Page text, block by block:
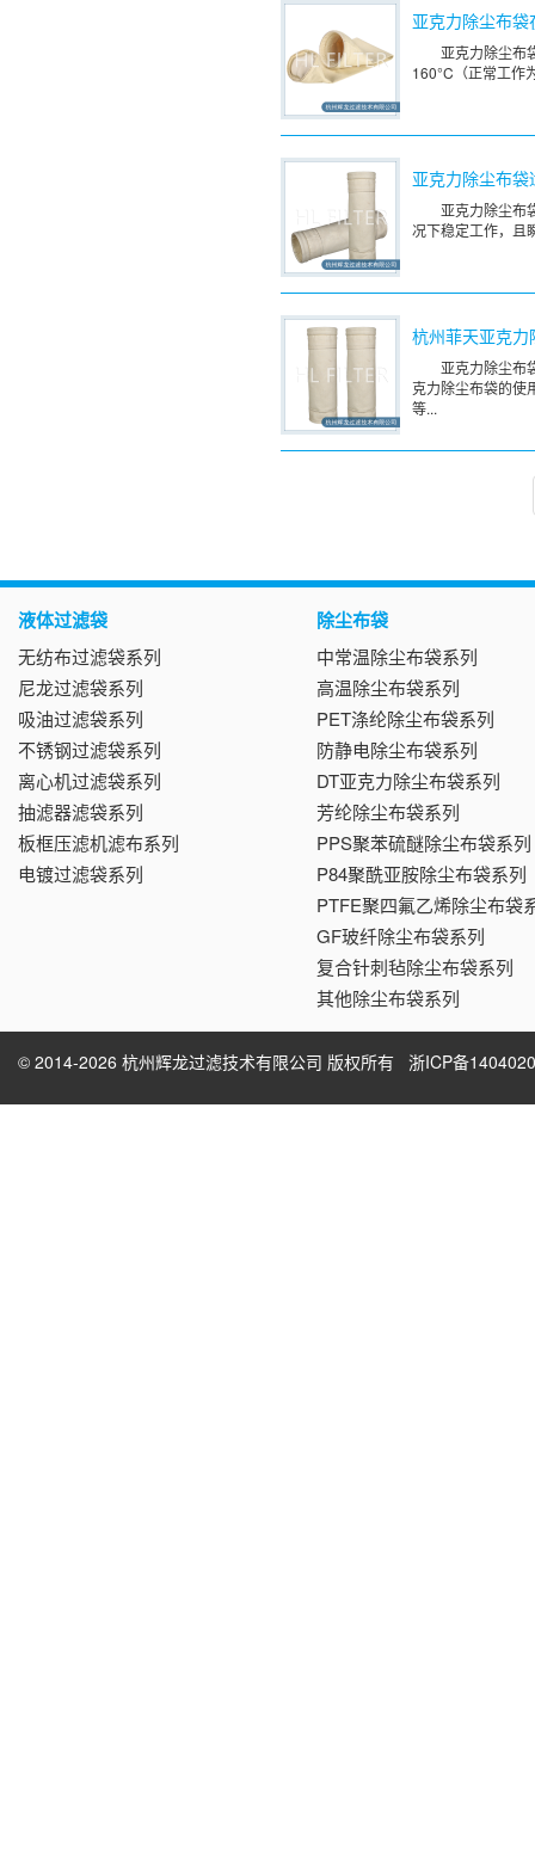
亚克力除尘布
亚克力除尘布
160°C（正常工作
亚克力除尘布
亚克力除尘
况下稳定工作，且
杭州菲天亚克
亚克力除尘布
克力除尘布袋的使
等...
液体过滤袋
无纺布过滤袋系列
尼龙过滤袋系列
吸油过滤袋系列
不锈钢过滤袋系列
离心机过滤袋系列
抽滤器滤袋系列
板框压滤机滤布系列
电镀过滤袋系列
除尘布袋
中常温除尘布袋系列
高温除尘布袋系列
PET涤纶除尘布袋系列
防静电除尘布袋系列
DT亚克力除尘布袋系列
芳纶除尘布袋系列
PPS聚苯硫醚除尘布袋系列
P84聚酰亚胺除尘布袋系列
PTFE聚四氟乙烯除尘布袋
GF玻纤除尘布袋系列
复合针刺毡除尘布袋系列
其他除尘布袋系列
© 2014-2026 杭州辉龙过滤技术有限公司 版权所有 浙ICP备